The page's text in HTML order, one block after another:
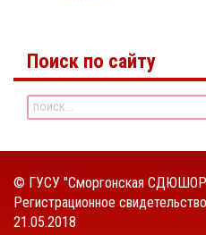
Поиск по сайту
© ГУСУ "Сморгонская
Регистрационное
21.05.2018